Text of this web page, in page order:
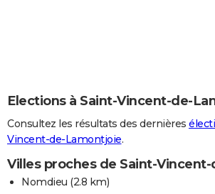
Elections à Saint-Vincent-de-
Consultez les résultats des dernières
Vincent-de-Lamontjoie.
Villes proches de Saint-
Nomdieu (2.8 km)